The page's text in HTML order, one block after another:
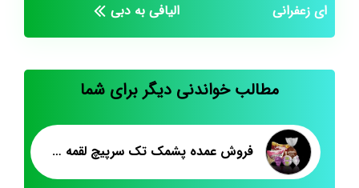
ای زعفرانی
الیافی به دبی
مطالب خواندنی دیگر برای شما
فروش عمده پشمک تک سرپیچ لقمه کیلویی